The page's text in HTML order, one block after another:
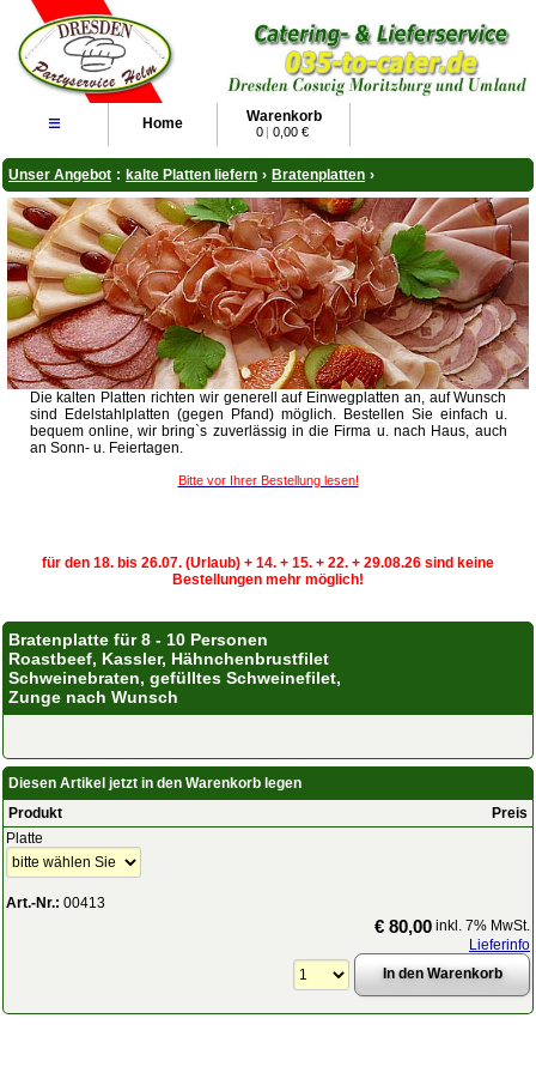
≡ Home Warenkorb
0 | 0,00 €
Unser Angebot : kalte Platten liefern › Bratenplatten ›
Die kalten Platten richten wir generell auf Einwegplatten an, auf Wunsch
sind Edelstahlplatten (gegen Pfand) möglich. Bestellen Sie einfach u.
bequem online, wir bring`s zuverlässig in die Firma u. nach Haus, auch
an Sonn- u. Feiertagen.
Bitte vor Ihrer Bestellung lesen!
für den 18. bis 26.07. (Urlaub) + 14. + 15. + 22. + 29.08.26 sind keine
Bestellungen mehr möglich!
Bratenplatte für 8 - 10 Personen
Roastbeef, Kassler, Hähnchenbrustfilet
Schweinebraten, gefülltes Schweinefilet,
Zunge nach Wunsch
Diesen Artikel jetzt in den Warenkorb legen
Produkt
Preis
Platte
Art.-Nr.: 00413
€ 80,00 inkl. 7% MwSt.
Lieferinfo